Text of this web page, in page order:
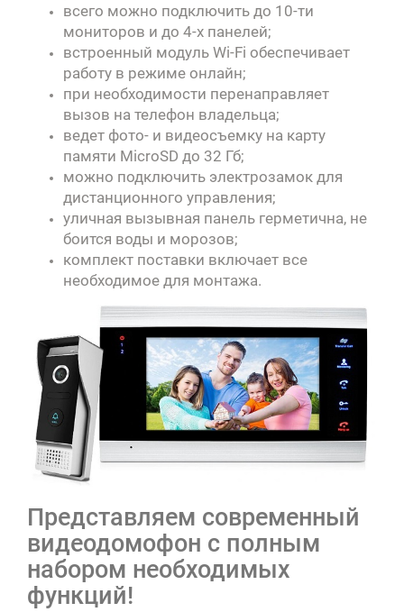
всего можно подключить до 10-ти
мониторов и до 4-х панелей;
встроенный модуль Wi-Fi обеспечивает
работу в режиме онлайн;
при необходимости перенаправляет
вызов на телефон владельца;
ведет фото- и видеосъемку на карту
памяти MicroSD до 32 Гб;
можно подключить электрозамок для
дистанционного управления;
уличная вызывная панель герметична, не
боится воды и морозов;
комплект поставки включает все
необходимое для монтажа.
Представляем современный
видеодомофон с полным
набором необходимых
функций!